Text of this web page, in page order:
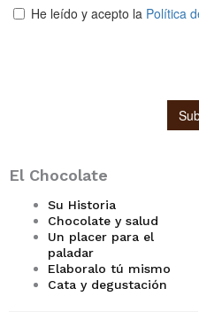
El Chocolate
Su Historia
Chocolate y salud
Un placer para el
paladar
Elaboralo tú mismo
Cata y degustación